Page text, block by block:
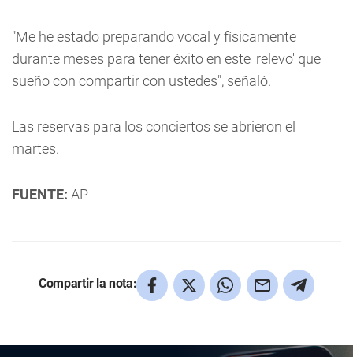
"Me he estado preparando vocal y físicamente
durante meses para tener éxito en este 'relevo' que
sueño con compartir con ustedes", señaló.
Las reservas para los conciertos se abrieron el
martes.
FUENTE: AP
Compartir la nota: